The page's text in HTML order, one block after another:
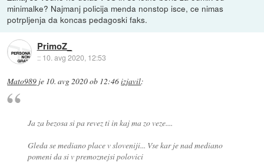
minimalke? Najmanj policija menda nonstop isce, ce nimas
potrpljenja da koncas pedagoski faks.
PrimoZ_
:: 10. avg 2020, 12:53
Mato989 je 10. avg 2020 ob 12:46izjavil:
Ja za bezosa si pa revez ti in kaj ma zo veze....
Gleda se mediano place v sloveniji... Vse kar je nad mediano
pomeni da si v premoznejsi polovici